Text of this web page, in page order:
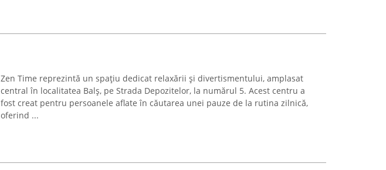
Zen Time reprezintă un spațiu dedicat relaxării și divertismentului, amplasat
central în localitatea Balș, pe Strada Depozitelor, la numărul 5. Acest centru a
fost creat pentru persoanele aflate în căutarea unei pauze de la rutina zilnică,
oferind ...